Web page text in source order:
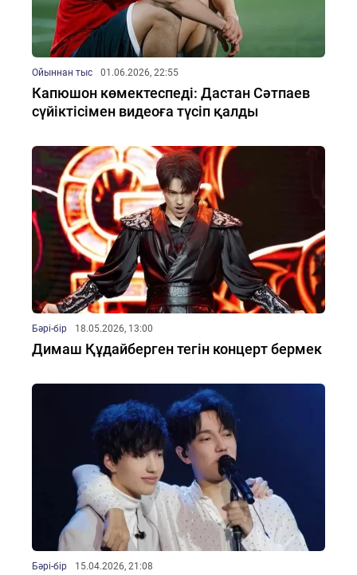
Ойыннан тыс 01.06.2026, 22:55
Капюшон көмектеспеді: Дастан Сәтпаев
сүйіктісімен видеоға түсіп қалды
Бәрі-бір 18.05.2026, 13:00
Димаш Құдайберген тегін концерт бермек
Бәрі-бір 15.04.2026, 21:08